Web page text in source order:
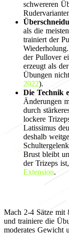
schwereren
als die
trainiert der
der Pullover
erzeugt als
Übungen
2022).
Die Technik
Änderungen
durch
lockere
Latissimus
deshalb
Brust bleibt
der Trizeps
Extension.
Mach 2-4 Sätze mit
und trainiere die
moderates Gewicht